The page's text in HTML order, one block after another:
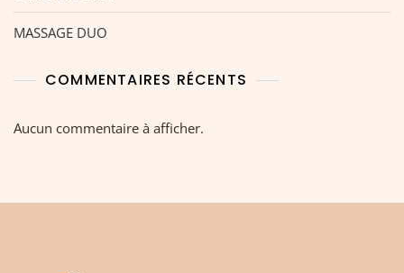
MASSAGE DUO
COMMENTAIRES RÉCENTS
Aucun commentaire à afficher.